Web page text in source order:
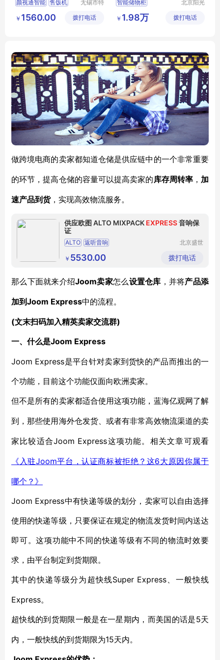
颜视通智能 售饭机
机关食堂 对接开发HID
无锡市特
科技有限
￥ 1560.00 拨打电话
智能储物柜
智能物料柜
北京阳光
电子设备
￥ 1.98万 拨打电话
做跨境电商的卖家都知道仓储是供应链中的一个非常重要
的环节，提高仓储的容量可以提高卖家的 库存周转率， 加
速产品到货，实现高效物流服务。
供应欧图 ALTO MIXPACK EXPRESS音响保
证
ALTO 返听音响
北京盛世
科技有限
公司
￥ 5530.00 拨打电话
那么下面就来介绍Joom卖家怎么设置仓库 ，并将产品添
加到Joom Express中的流程。
(文末扫码加入精英卖家交流群)
一、什么是Joom Express
Joom Express是平台针对卖家到货快的产品而推出的一
个功能，目前这个功能仅面向欧洲卖家。
但不是所有的卖家都适合使用这项功能，蓝海亿观网了解
到，那些使用海外仓发货、或者有非常高效物流渠道的卖
家比较适合Joom Express这项功能。相关文章可观看
《入驻Joom平台，认证商标被拒绝？这6大原因你属于
哪个？》
Joom Express中有快递等级的划分，卖家可以自由选择
使用的快递等级，只要保证在规定的物流发货时间内送达
即可。这项功能中不同的快递等级有不同的物流时效要
求，由平台制定到货期限。
其中的快递等级分为超快线Super Express、一般快线
Express。
超快线的到货期限一般是在一星期内，而美国的话是5天
内，一般快线的到货期限为15天内。